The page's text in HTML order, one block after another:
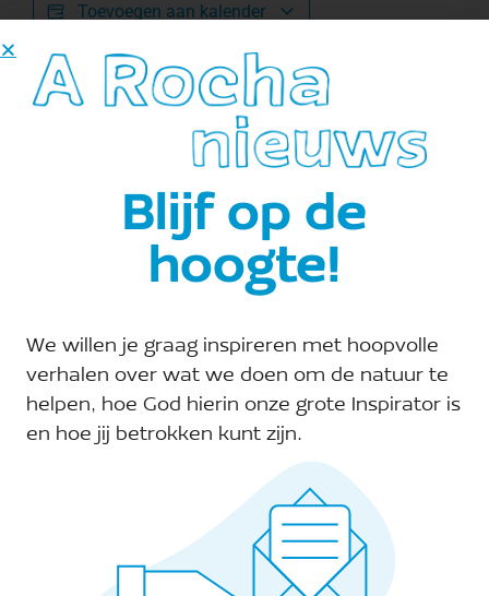
Toevoegen aan kalender
A Rocha Groene Hart
groene.hart@arocha.org
Blijf op de
hoogte!
We willen je graag inspireren met hoopvolle
verhalen over wat we doen om de natuur te
helpen, hoe God hierin onze grote Inspirator is
en hoe jij betrokken kunt zijn.